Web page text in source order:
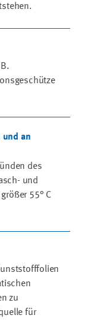
und an
des
und
55° C
zu
für